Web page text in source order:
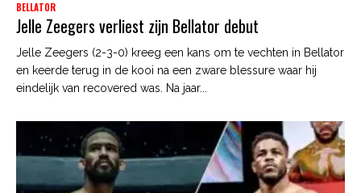
BELLATOR
Jelle Zeegers verliest zijn Bellator debut
Jelle Zeegers (2-3-0) kreeg een kans om te vechten in Bellator
en keerde terug in de kooi na een zware blessure waar hij
eindelijk van recovered was. Na jaar...